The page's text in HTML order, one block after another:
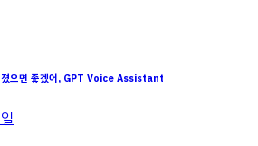
졌으면 좋겠어, GPT Voice Assistant